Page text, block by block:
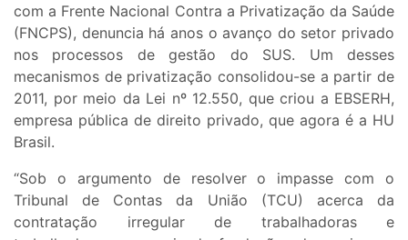
com a Frente Nacional Contra a Privatização da Saúde
(FNCPS), denuncia há anos o avanço do setor privado
nos processos de gestão do SUS. Um desses
mecanismos de privatização consolidou-se a partir de
2011, por meio da Lei nº 12.550, que criou a EBSERH,
empresa pública de direito privado, que agora é a HU
Brasil.
“Sob o argumento de resolver o impasse com o
Tribunal de Contas da União (TCU) acerca da
contratação irregular de trabalhadoras e